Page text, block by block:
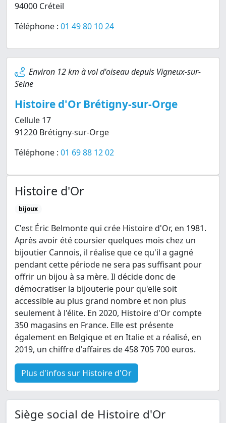
94000 Créteil
Téléphone : 01 49 80 10 24
Environ 12 km à vol d'oiseau depuis Vigneux-sur-
Seine
Histoire d'Or Brétigny-sur-Orge
Cellule 17
91220 Brétigny-sur-Orge
Téléphone : 01 69 88 12 02
Histoire d'Or
bijoux
C'est Éric Belmonte qui crée Histoire d'Or, en 1981.
Après avoir été coursier quelques mois chez un
bijoutier Cannois, il réalise que ce qu'il a gagné
pendant cette période ne sera pas suffisant pour
offrir un bijou à sa mère. Il décide donc de
démocratiser la bijouterie pour qu'elle soit
accessible au plus grand nombre et non plus
seulement à l'élite. En 2020, Histoire d'Or compte
350 magasins en France. Elle est présente
également en Belgique et en Italie et a réalisé, en
2019, un chiffre d'affaires de 458 705 700 euros.
Plus d'infos sur Histoire d'Or
Siège social de Histoire d'Or